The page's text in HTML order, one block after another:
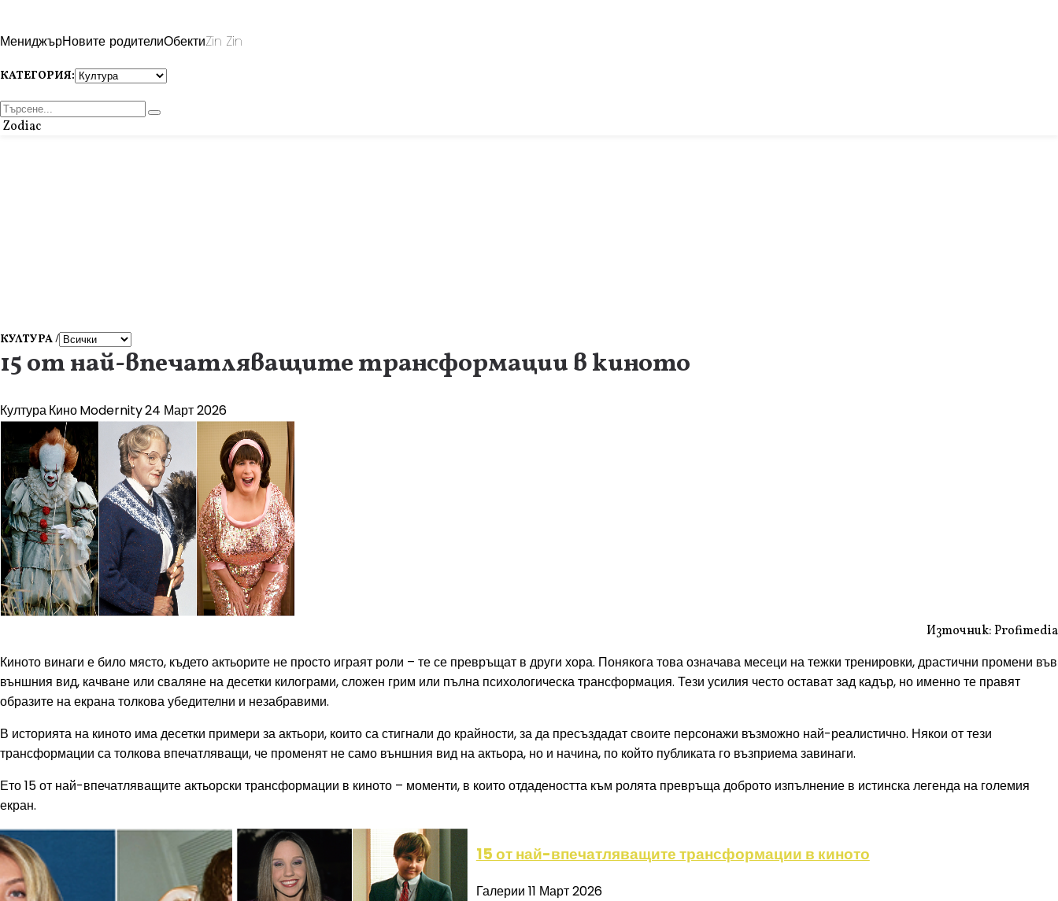
МениджърНовите родителиОбектиZin Zin
КАТЕГОРИЯ:
Zodiac
КУЛТУРА /
15 от най-впечатляващите трансформации в киното
КултураКиноModernity24 Март 2026
Източник: Profimedia
Киното винаги е било място, където актьорите не просто играят роли – те се превръщат в други хора. Понякога това означава месеци на тежки тренировки, драстични промени във
външния вид, качване или сваляне на десетки килограми, сложен грим или пълна психологическа трансформация. Тези усилия често остават зад кадър, но именно те правят
образите на екрана толкова убедителни и незабравими.
В историята на киното има десетки примери за актьори, които са стигнали до крайности, за да пресъздадат своите персонажи възможно най-реалистично. Някои от тези
трансформации са толкова впечатляващи, че променят не само външния вид на актьора, но и начина, по който публиката го възприема завинаги.
Ето 15 от най-впечатляващите актьорски трансформации в киното – моменти, в които отдадеността към ролята превръща доброто изпълнение в истинска легенда на големия
екран.
15 от най-впечатляващите трансформации в киното
Галерии 11 Март 2026